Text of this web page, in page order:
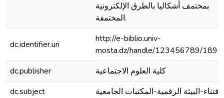
بمختمف أشكاليا بالطرق الإلكترونية
المختمفة.
dc.identifier.uri
http://e-biblio.univ-
mosta.dz/handle/123456789/
dc.publisher
كلية العلوم الاجتماعية
dc.subject
البيئة الرقمية-المكتبات الجامعية